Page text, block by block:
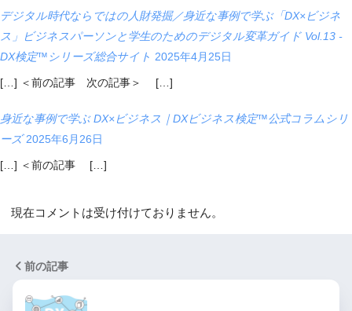
デジタル時代ならではの人財発掘／身近な事例で学ぶ「DX×ビジネ
ス」ビジネスパーソンと学生のためのデジタル変革ガイド Vol.13 -
DX検定™シリーズ総合サイト 2025年4月25日
[…] ＜前の記事 次の記事＞ […]
身近な事例で学ぶ DX×ビジネス｜DXビジネス検定™公式コラムシリ
ーズ 2025年6月26日
[…] ＜前の記事 […]
現在コメントは受け付けておりません。
前の記事